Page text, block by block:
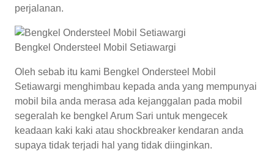
perjalanan.
Bengkel Ondersteel Mobil Setiawargi
Oleh sebab itu kami Bengkel Ondersteel Mobil
Setiawargi menghimbau kepada anda yang mempunyai
mobil bila anda merasa ada kejanggalan pada mobil
segeralah ke bengkel Arum Sari untuk mengecek
keadaan kaki kaki atau shockbreaker kendaran anda
supaya tidak terjadi hal yang tidak diinginkan.